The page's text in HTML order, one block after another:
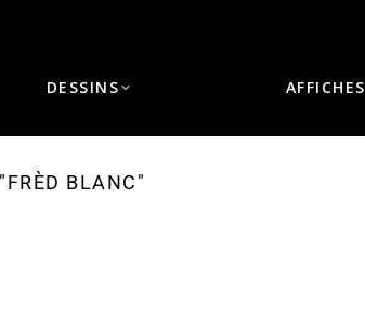
DESSINS AFFICHES
BLANC"